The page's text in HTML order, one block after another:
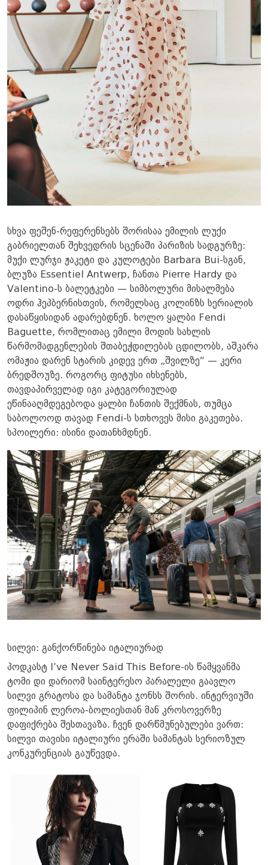
სხვა ფეშენ-რეფერენსებს შორისაა ემილის ლუქი
გაბრიელთან შეხვედრის სცენაში პარიზის სადგურზე:
მუქი ლურჯი ჟაკეტი და კულოტები Barbara Bui-სგან,
ბლუზა Essentiel Antwerp, ჩანთა Pierre Hardy და
Valentino-ს ბალეტკები — სიმბოლური მისალმება
ოდრი ჰეპბერნისთვის, რომელსაც კოლინზს სერიალის
დასაწყისიდან ადარებდნენ. ხოლო ყალბი Fendi
Baguette, რომლითაც ემილი მოდის სახლის
წარმომადგენლების შთაბეჭდილებას ცდილობს, აშკარა
ომაჟია დარენ სტარის კიდევ ერთ „შვილზე“ — კერი
ბრედშოუზე. როგორც ფიტუსი იხსენებს,
თავდაპირველად იგი კატეგორიულად
ეწინააღმდეგებოდა ყალბი ჩანთის შექმნას, თუმცა
საბოლოოდ თავად Fendi-ს სთხოვეს მისი გაკეთება.
სპოილერი: ისინი დათანხმდნენ.
სილვი: განქორწინება იტალიურად
პოდკასტ I’ve Never Said This Before-ის წამყვანმა
ტომი დი დარიომ საინტერესო პარალელი გაავლო
სილვი გრატოსა და სამანტა ჯონსს შორის. ინტერვიუში
ფილიპინ ლეროა-ბოლიესთან მან კროსოვერზე
დაფიქრება შესთავაზა. ჩვენ დარწმუნებულები ვართ:
სილვი თავისი იტალიური ერაში სამანტას სერიოზულ
კონკურენციას გაუწევდა.